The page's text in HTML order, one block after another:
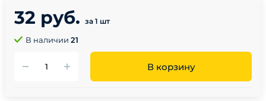
32 руб. за 1 шт
В наличии 21
В корзину